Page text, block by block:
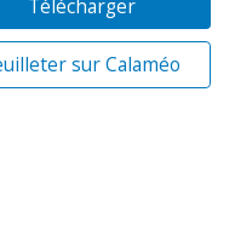
Télécharger
sur Calaméo